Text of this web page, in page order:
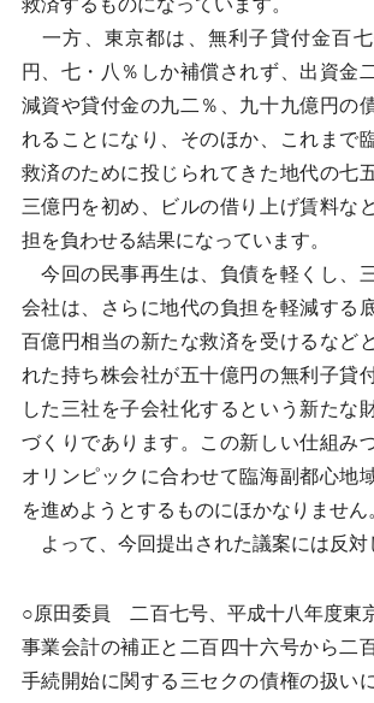
救済するものになっています。
一方、東京都は、無利子貸付金百
円、七・八％しか補償されず、出資金
減資や貸付金の九二％、九十九億円の
れることになり、そのほか、これまで
救済のために投じられてきた地代の七
三億円を初め、ビルの借り上げ賃料な
担を負わせる結果になっています。
今回の民事再生は、負債を軽くし、
会社は、さらに地代の負担を軽減する
百億円相当の新たな救済を受けるなど
れた持ち株会社が五十億円の無利子貸
した三社を子会社化するという新たな
づくりであります。この新しい仕組み
オリンピックに合わせて臨海副都心地
を進めようとするものにほかなりません
よって、今回提出された議案には反対
○原田委員 二百七号、平成十八年度東
事業会計の補正と二百四十六号から二
手続開始に関する三セクの債権の扱い